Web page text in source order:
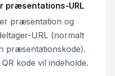
præsentations-URL
præsentation og
URL (normalt
præsentationskode).
kode vil indeholde.